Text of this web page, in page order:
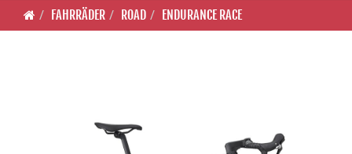
FAHRRÄDER ROAD ENDURANCE RACE